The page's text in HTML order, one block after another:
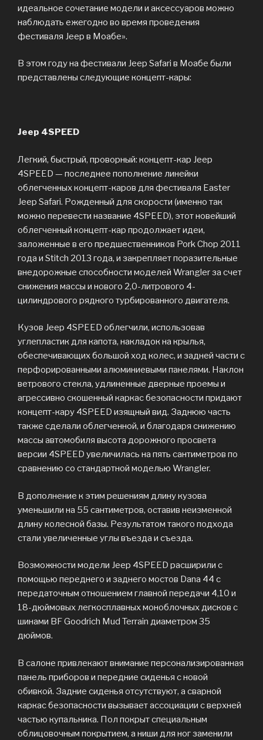
идеальное сочетание модели и аксессуаров можно
наблюдать ежегодно во время проведения
фестиваля Jeep в Моабе».
В этом году на фестивали Jeep Safari в Моабе были
представлены следующие концепт-кары:
Jeep 4SPEED
Легкий, быстрый, проворный: концепт-кар Jeep
4SPEED — последнее пополнение линейки
облегченных концепт-каров для фестиваля Easter
Jeep Safari. Рожденный для скорости (именно так
можно перевести название 4SPEED), этот новейший
облегченный концепт-кар продолжает идеи,
заложенные в его предшественников Pork Chop 2011
года и Stitch 2013 года, и закрепляет поразительные
внедорожные способности моделей Wrangler за счет
снижения массы и нового 2,0-литрового 4-
цилиндрового рядного турбированного двигателя.
Кузов Jeep 4SPEED облегчили, использовав
углепластик для капота, накладок на крылья,
обеспечивающих большой ход колес, и задней части с
перфорированными алюминиевыми панелями. Наклон
ветрового стекла, удлиненные дверные проемы и
агрессивно скошенный каркас безопасности придают
концепт-кару 4SPEED изящный вид. Заднюю часть
также сделали облегченной, и благодаря снижению
массы автомобиля высота дорожного просвета
версии 4SPEED увеличилась на пять сантиметров по
сравнению со стандартной моделью Wrangler.
В дополнение к этим решениям длину кузова
уменьшили на 55 сантиметров, оставив неизменной
длину колесной базы. Результатом такого подхода
стали увеличенные углы въезда и съезда.
Возможности модели Jeep 4SPEED расширили с
помощью переднего и заднего мостов Dana 44 с
передаточным отношением главной передачи 4,10 и
18-дюймовых легкосплавных моноблочных дисков с
шинами BF Goodrich Mud Terrain диаметром 35
дюймов.
В салоне привлекают внимание персонализированная
панель приборов и передние сиденья с новой
обивкой. Задние сиденья отсутствуют, а сварной
каркас безопасности вызывает ассоциации с верхней
частью купальника. Пол покрыт специальным
облицовочным покрытием, а ниши для ног заменили